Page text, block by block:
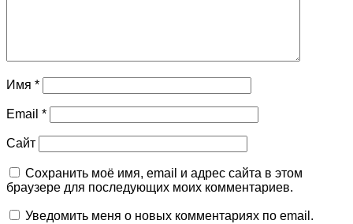
Имя *
Email *
Сайт
Сохранить моё имя, email и адрес сайта в этом
браузере для последующих моих комментариев.
Уведомить меня о новых комментариях по email.